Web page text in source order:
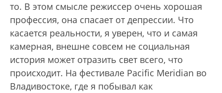
то. В этом смысле режиссер очень хорошая
профессия, она спасает от депрессии. Что
касается реальности, я уверен, что и самая
камерная, внешне совсем не социальная
история может отразить свет всего, что
происходит. На фестивале Pacific Meridian во
Владивостоке, где я побывал как